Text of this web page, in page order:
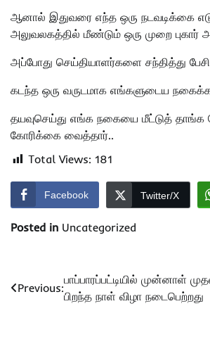
ஆனால் இதுவரை எந்த ஒரு நடவடிக்கை
அலுவலகத்தில் மீண்டும் ஒரு முறை புகார்
அப்போது செய்தியாளர்களை சந்தித்து
கடந்த ஒரு வருடமாக எங்களுடைய
தயவுசெய்து எங்க நகையை மீட்டுத் தாங்க
கோரிக்கை வைத்தார்..
Total Views: 181
Facebook Twitter/X
Posted in Uncategorized
Post
navigation
Previous:
பாப்பாரப்பட்டியில் முன்னாள்
பிறந்த நாள் விழா நடைபெற்றது